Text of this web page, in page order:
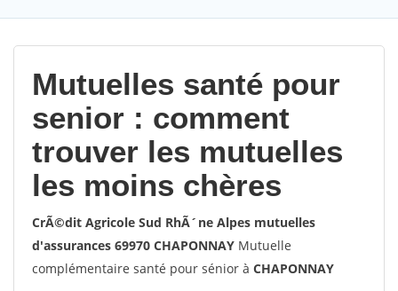
Mutuelles santé pour
senior : comment
trouver les mutuelles
les moins chères
CrÃ©dit Agricole Sud RhÃ´ne Alpes mutuelles
d'assurances 69970 CHAPONNAY Mutuelle
complémentaire santé pour sénior à CHAPONNAY